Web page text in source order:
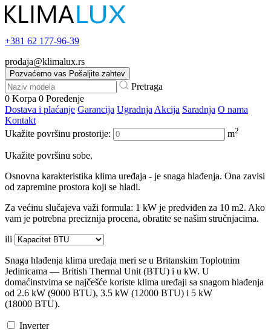
+381 62 177-96-39
prodaja@klimalux.rs
Pozvaćemo vas Pošaljite zahtev
Pretraga
0 Korpa 0 Poređenje
Dostava i plaćanje Garancija Ugradnja Akcija Saradnja O nama
Kontakt
Ukažite površinu prostorije:
m2
Ukažite površinu sobe.
Osnovna karakteristika klima uređaja - je snaga hlađenja. Ona zavisi
od zapremine prostora koji se hladi.
Za većinu slučajeva važi formula: 1 kW je predviđen za 10 m2. Ako
vam je potrebna preciznija procena, obratite se našim stručnjacima.
ili
Snaga hlađenja klima uređaja meri se u Britanskim Toplotnim
Jedinicama — British Thermal Unit (BTU) i u kW. U
domaćinstvima se najčešće koriste klima uređaji sa snagom hlađenja
od 2.6 kW (9000 BTU), 3.5 kW (12000 BTU) i 5 kW
(18000 BTU).
Inverter